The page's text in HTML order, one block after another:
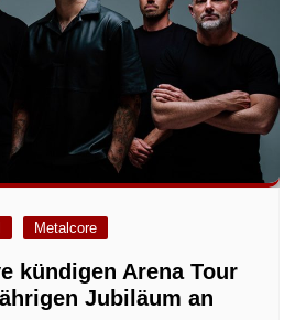
Metalcore
kündigen Arena Tour
Jubiläum an